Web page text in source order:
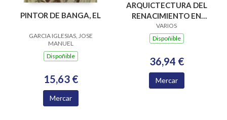
PINTOR DE BANGA, EL
GARCIA IGLESIAS, JOSE
MANUEL
Dispoñible
15,63 €
Mercar
ARQUICTECTURA DEL
RENACIMIENTO EN
OURENSE (IMAGEN
URBANA Y OBRAS
VARIOS
Dispoñible
36,94 €
Mercar